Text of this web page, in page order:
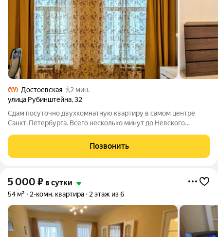
Достоевская
2 мин.
улица Рубинштейна,32
Сдам посуточно двухкомнатную квартиру в самом центре
Санкт-Петербурга. Всего несколько минут до Невского
Эрмитаж и весь центр города. Квартира оснащена полностью
всем необходимым для
Позвонить
5 000 ₽ в сутки
54 м² 2-комн. квартира 2 этаж из 6